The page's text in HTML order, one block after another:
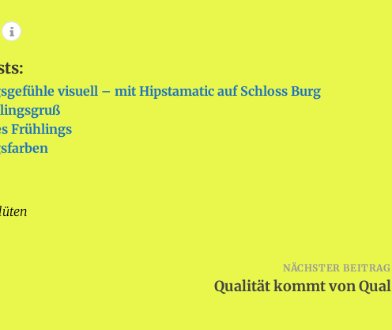
visuell – mit Hipstamatic auf Schloss Burg
Frühlings
NÄCHSTER BEITRAG
Qualität kommt von Qual